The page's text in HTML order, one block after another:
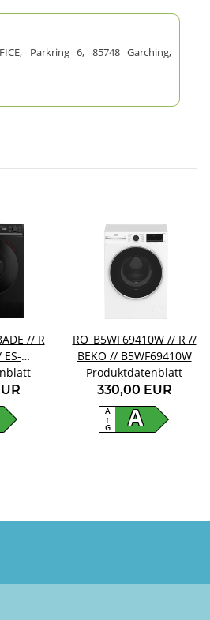
Parkring 6, 85748 Garching,
// R
DE
RO_B5WF69410W // R //
BEKO // B5WF69410W
Produktdatenblatt
330,00 EUR
A
A
↑
G